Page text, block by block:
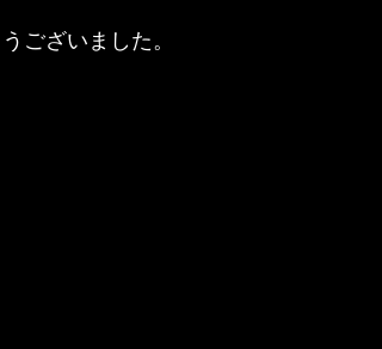
ございました。